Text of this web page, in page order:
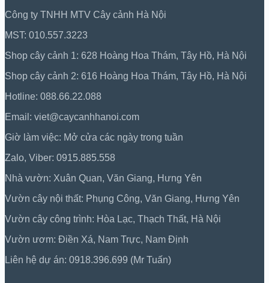
Công ty TNHH MTV Cây cảnh Hà Nội
MST: 010.557.3223
Shop cây cảnh 1: 628 Hoàng Hoa Thám, Tây Hồ, Hà Nội
Shop cây cảnh 2: 616 Hoàng Hoa Thám, Tây Hồ, Hà Nội
Hotline: 088.66.22.088
Email: viet@caycanhhanoi.com
Giờ làm việc: Mở cửa các ngày trong tuần
Zalo, Viber: 0915.885.558
Nhà vườn: Xuân Quan, Văn Giang, Hưng Yên
Vườn cây nội thất: Phụng Công, Văn Giang, Hưng Yên
Vườn cây công trình: Hòa Lạc, Thạch Thất, Hà Nội
Vườn ươm: Điền Xá, Nam Trực, Nam Định
Liên hệ dự án: 0918.396.699 (Mr Tuấn)